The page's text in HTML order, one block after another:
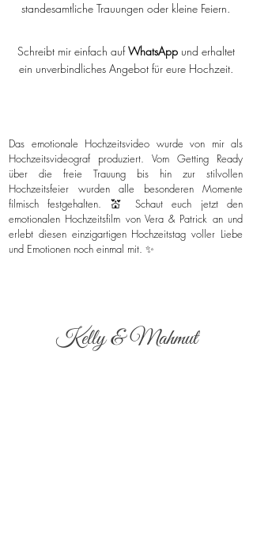
standesamtliche Trauungen oder kleine Feiern.
Schreibt mir einfach aufWhatsAppund erhaltet
ein unverbindliches Angebot für eure Hochzeit.
Das emotionale Hochzeitsvideo wurde von mir als
Hochzeitsvideograf produziert. Vom Getting Ready
über die freie Trauung bis hin zur stilvollen
Hochzeitsfeier wurden alle besonderen Momente
filmisch festgehalten. 💒 Schaut euch jetzt den
emotionalen Hochzeitsfilm von Vera & Patrick an und
erlebt diesen einzigartigen Hochzeitstag voller Liebe
und Emotionen noch einmal mit. ✨
Kelly & Mahmut